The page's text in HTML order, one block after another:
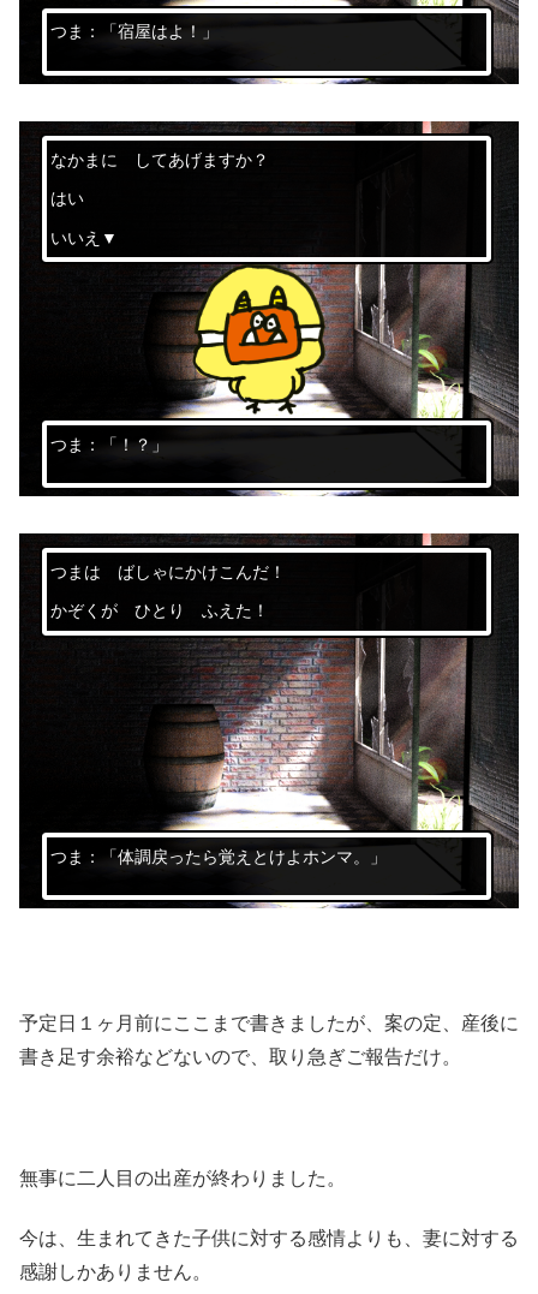
つま：「宿屋はよ！」
なかまに してあげますか？
はい
いいえ▼
つま：「！？」
つまは ばしゃにかけこんだ！
かぞくが ひとり ふえた！
つま：「体調戻ったら覚えとけよホンマ。」
予定日１ヶ月前にここまで書きましたが、案の定、産後に
書き足す余裕などないので、取り急ぎご報告だけ。
無事に二人目の出産が終わりました。
今は、生まれてきた子供に対する感情よりも、妻に対する
感謝しかありません。